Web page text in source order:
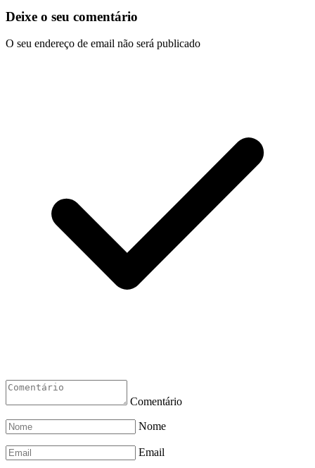
Deixe o seu comentário
O seu endereço de email não será publicado
Comentário
Nome
Email